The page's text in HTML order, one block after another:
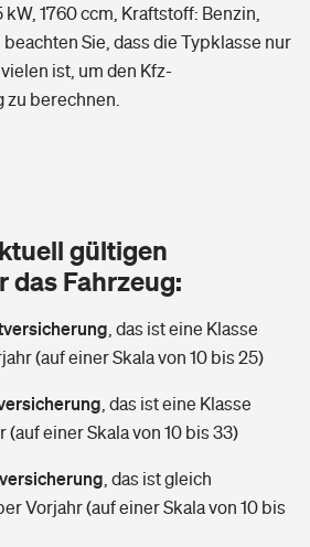
Versicherer finden
Versicherer finden
1760 ccm, Kraftstoff: Benzin,
beachten Sie, dass die Typklasse nur
ist, um den Kfz-
berechnen.
gültigen
das Fahrzeug:
das ist eine Klasse
(auf einer Skala von 10 bis 25)
das ist eine Klasse
(auf einer Skala von 10 bis 33)
das ist gleich
Vorjahr (auf einer Skala von 10 bis